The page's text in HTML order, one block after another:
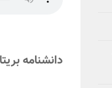
دانشنامه